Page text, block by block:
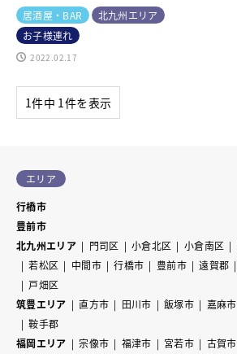
居酒屋・BAR
北九州エリア
お子様連れ
2022.02.17
1件中 1件を表示
エリア
行橋市
豊前市
北九州エリア
門司区 小倉北区 小倉南区
若松区
中間市 行橋市 豊前市 遠賀郡
戸畑区
筑豊エリア
直方市 田川市 飯塚市 嘉麻市
鞍手郡
福岡エリア
宗像市 福津市 宮若市 古賀市